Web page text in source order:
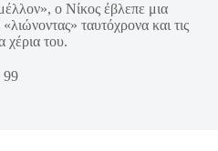
ο Νίκος έβλεπε μια
ταυτόχρονα και τις
χέρια του.
99